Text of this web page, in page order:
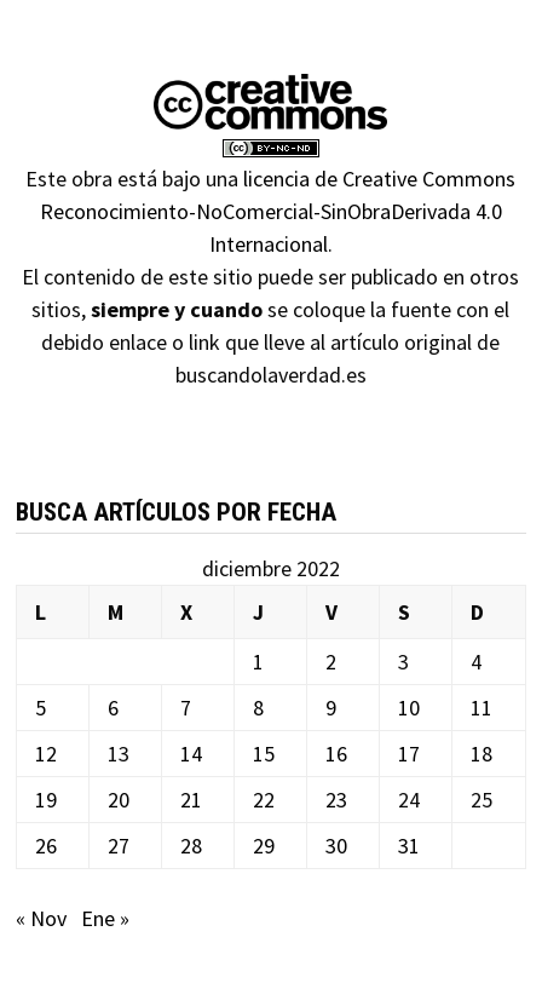
Este obra está bajo una licencia de Creative Commons
Reconocimiento-NoComercial-SinObraDerivada 4.0
Internacional.
El contenido de este sitio puede ser publicado en otros
sitios,siempre y cuandose coloque la fuente con el
debido enlace o link que lleve al artículo original de
buscandolaverdad.es
BUSCA ARTÍCULOS POR FECHA
diciembre 2022
L
M X J V S
D
1
2 3
4
5
6 7 8 9 10
11
12
13 14 15 16 17
18
19
20 21 22 23 24
25
26
27 28 29 30 31
« Nov Ene »